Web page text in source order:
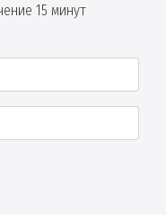
15 минут